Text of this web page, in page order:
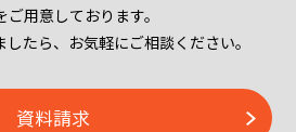
ご用意しております。
たら、お気軽にご相談ください。
資料請求